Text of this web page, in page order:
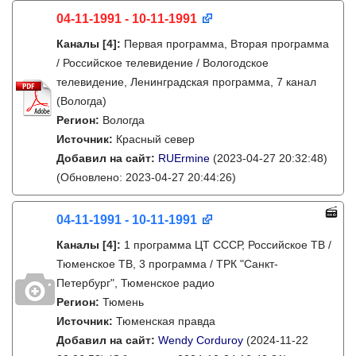
04-11-1991 - 10-11-1991
Каналы [4]: Первая программа, Вторая программа
/ Российское телевидение / Вологодское
телевидение, Ленинградская программа, 7 канал
(Вологда)
Регион: Вологда
Источник: Красный север
Добавил на сайт: RUErmine (2023-04-27 20:32:48)
(Обновлено: 2023-04-27 20:44:26)
04-11-1991 - 10-11-1991
Каналы [4]: 1 программа ЦТ СССР, Российское ТВ /
Тюменское ТВ, 3 программа / ТРК "Санкт-
Петербург", Тюменское радио
Регион: Тюмень
Источник: Тюменская правда
Добавил на сайт: Wendy Corduroy (2024-11-22